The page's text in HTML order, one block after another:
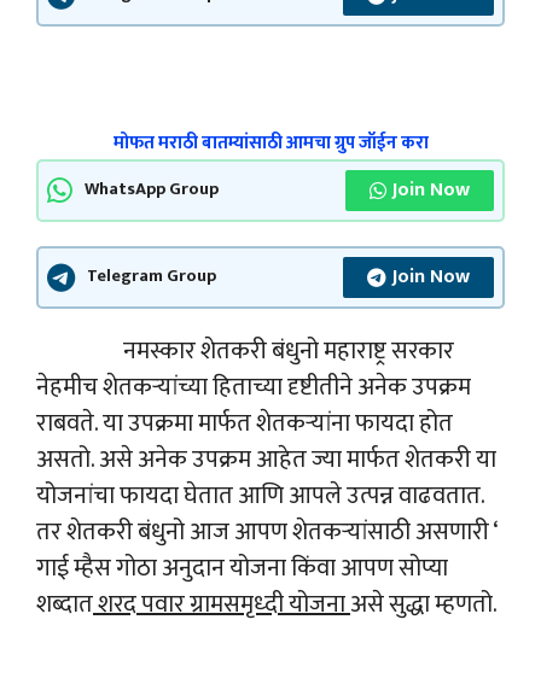
मोफत मराठी बातम्यांसाठी आमचा ग्रुप जॉईन करा
WhatsApp Group Join Now
Telegram Group Join Now
नमस्कार शेतकरी बंधुनो महाराष्ट्र सरकार
नेहमीच शेतकऱ्यांच्या हिताच्या दृष्टीतीने अनेक उपक्रम
राबवते. या उपक्रमा मार्फत शेतकऱ्यांना फायदा होत
असतो. असे अनेक उपक्रम आहेत ज्या मार्फत शेतकरी या
योजनांचा फायदा घेतात आणि आपले उत्पन्न वाढवतात.
तर शेतकरी बंधुनो आज आपण शेतकऱ्यांसाठी असणारी ‘
गाई म्हैस गोठा अनुदान योजना किंवा आपण सोप्या
शब्दातशरद पवार ग्रामसमृध्दी योजनाअसे सुद्धा म्हणतो.